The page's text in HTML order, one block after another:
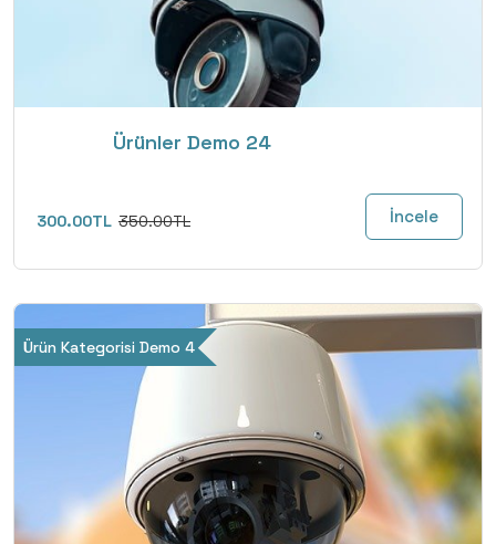
Ürünler Demo 24
300.00TL 350.00TL İncele
Ürün Kategorisi Demo 4